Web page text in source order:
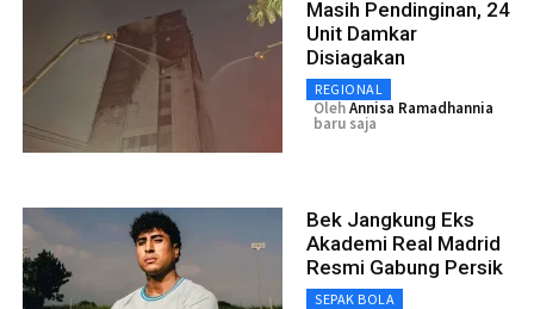
Masih Pendinginan, 24
Unit Damkar
Disiagakan
REGIONAL
OlehAnnisa Ramadhannia
baru saja
Bek Jangkung Eks
Akademi Real Madrid
Resmi Gabung Persik
SEPAK BOLA